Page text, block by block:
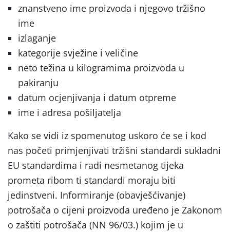
znanstveno ime proizvoda i njegovo tržišno
ime
izlaganje
kategorije svježine i veličine
neto težina u kilogramima proizvoda u
pakiranju
datum ocjenjivanja i datum otpreme
ime i adresa pošiljatelja
Kako se vidi iz spomenutog uskoro će se i kod
nas početi primjenjivati tržišni standardi sukladni
EU standardima i radi nesmetanog tijeka
prometa ribom ti standardi moraju biti
jedinstveni. Informiranje (obavješćivanje)
potrošača o cijeni proizvoda uređeno je Zakonom
o zaštiti potrošača (NN 96/03.) kojim je u